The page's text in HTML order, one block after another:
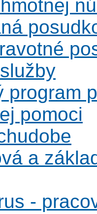
program
pomoci
a
-